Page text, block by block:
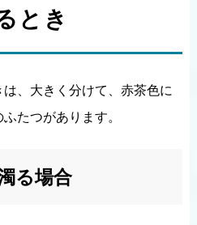
とき
、大きく分けて、赤茶色に
たつがあります。
る場合